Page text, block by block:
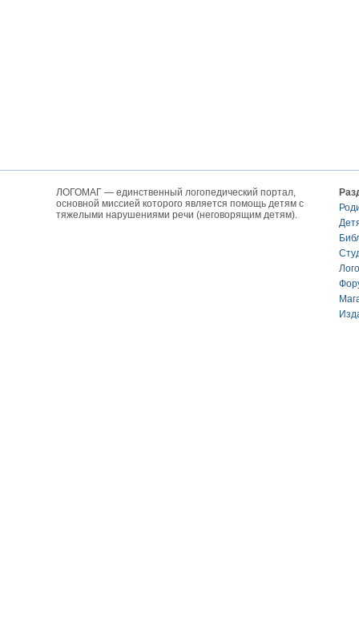
ЛОГОМАГ — единственный логопедический портал,
основной миссией которого является помощь детям с
тяжелыми нарушениями речи (неговорящим детям).